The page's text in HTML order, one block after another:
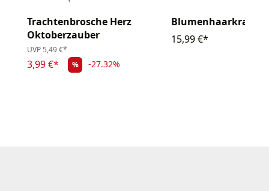
Trachtenbrosche Herz
Oktoberzauber
UVP 5,49 €*
3,99 €* % -27.32%
Blumenhaarkranz
15,99 €*